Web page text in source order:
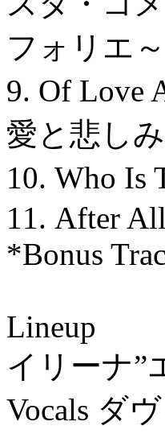
フォリエ
9. Of Love
愛と悲し
10. Who Is
11. After
*Bonus
Lineup
イリーナ”
Vocals ダ